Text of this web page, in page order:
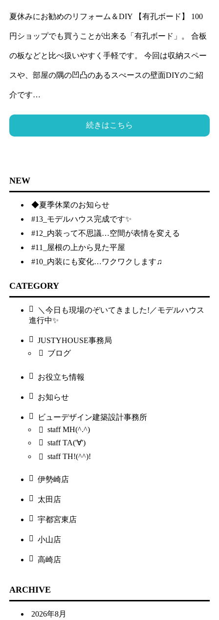
夏休みにお勧めのリフォーム＆DIY 【有孔ボード】 100
円ショップでも買うことが出来る「有孔ボード」。 合板
の板などと比べ扱いやすく手軽です。 今回は収納スペー
スや、部屋の隅の凹凸のあるスぺースの壁面DIYのご紹
介です…
続きはこちら
NEW
◆夏季休業のお知らせ
#13_モデルハウス完成です✨
#12_内装って不思議…空間が表情を変える
#11_屋根の上から見た平屋
#10_内装にも変化…ワクワクします♫
CATEGORY
＼今日も現場のぞいてきました!／モデルハウス
進行中✨
JUSTYHOUSE事務局
ブログ
お役立ち情報
お知らせ
ビューデザイン建築設計事務所
staff MH(^.^)
staff TA('∀')
staff TH!(^^)!
伊勢崎店
太田店
宇都宮東店
小山店
高崎店
ARCHIVE
2026年8月